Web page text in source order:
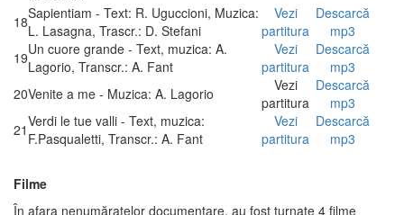
18Sapientiam - Text: R. Uguccioni, Muzica:
L. Lasagna, Trascr.: D. Stefani
Vezi
partitura
Descarcă
mp3
19Un cuore grande - Text, muzica: A.
Lagorio, Transcr.: A. Fant
Vezi
partitura
Descarcă
mp3
20Venite a me - Muzica: A. Lagorio
Vezi
partitura
Descarcă
mp3
21Verdi le tue valli - Text, muzica:
F.Pasqualetti, Transcr.: A. Fant
Vezi
partitura
Descarcă
mp3
Filme
În afara nenumăratelor documentare, au fost turnate 4 filme